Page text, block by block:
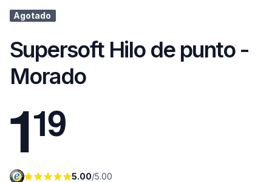
Agotado
Supersoft Hilo de punto -
Morado
119
5.00/5.00